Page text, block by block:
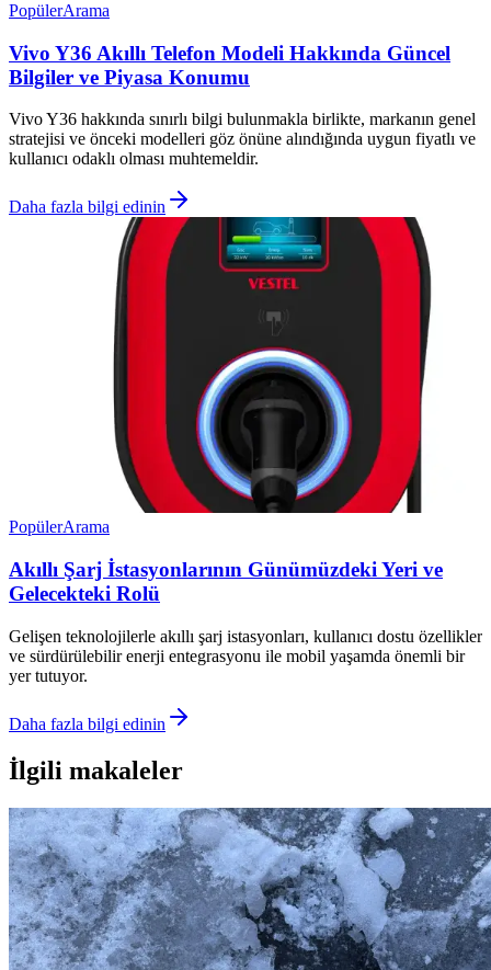
PopülerArama
Vivo Y36 Akıllı Telefon Modeli Hakkında Güncel
Bilgiler ve Piyasa Konumu
Vivo Y36 hakkında sınırlı bilgi bulunmakla birlikte, markanın genel
stratejisi ve önceki modelleri göz önüne alındığında uygun fiyatlı ve
kullanıcı odaklı olması muhtemeldir.
Daha fazla bilgi edinin
PopülerArama
Akıllı Şarj İstasyonlarının Günümüzdeki Yeri ve
Gelecekteki Rolü
Gelişen teknolojilerle akıllı şarj istasyonları, kullanıcı dostu özellikler
ve sürdürülebilir enerji entegrasyonu ile mobil yaşamda önemli bir
yer tutuyor.
Daha fazla bilgi edinin
İlgili makaleler